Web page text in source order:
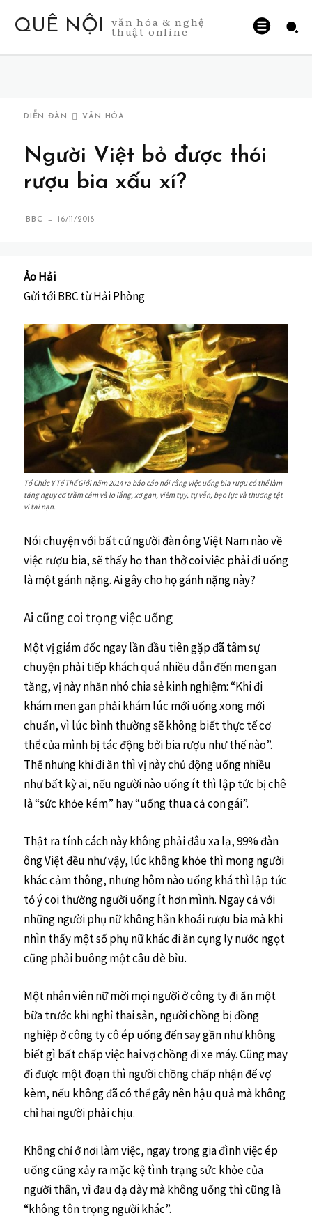
QUÊ NỘI văn hóa & nghệ
thuật online
DIỄN ĐÀN VĂN HÓA
Người Việt bỏ được thói
rượu bia xấu xí?
BBC - 16/11/2018
Ảo Hải
Gửi tới BBC từ Hải Phòng
Tổ Chức Y Tế Thế Giới năm 2014 ra báo cáo nói rằng việc uống bia rượu có thể làm
tăng nguy cơ trầm cảm và lo lắng, xơ gan, viêm tụy, tự vẫn, bạo lực và thương tật
vì tai nạn.
Nói chuyện với bất cứ người đàn ông Việt Nam nào về
việc rượu bia, sẽ thấy họ than thở coi việc phải đi uống
là một gánh nặng. Ai gây cho họ gánh nặng này?
Ai cũng coi trọng việc uống
Một vị giám đốc ngay lần đầu tiên gặp đã tâm sự
chuyện phải tiếp khách quá nhiều dẫn đến men gan
tăng, vị này nhăn nhó chia sẻ kinh nghiệm: “Khi đi
khám men gan phải khám lúc mới uống xong mới
chuẩn, vì lúc bình thường sẽ không biết thực tế cơ
thể của mình bị tác động bởi bia rượu như thế nào”.
Thế nhưng khi đi ăn thì vị này chủ động uống nhiều
như bất kỳ ai, nếu người nào uống ít thì lập tức bị chê
là “sức khỏe kém” hay “uống thua cả con gái”.
Thật ra tính cách này không phải đâu xa lạ, 99% đàn
ông Việt đều như vậy, lúc không khỏe thì mong người
khác cảm thông, nhưng hôm nào uống khá thì lập tức
tỏ ý coi thường người uống ít hơn mình. Ngay cả với
những người phụ nữ không hẳn khoái rượu bia mà khi
nhìn thấy một số phụ nữ khác đi ăn cụng ly nước ngọt
cũng phải buông một câu dè bỉu.
Một nhân viên nữ mời mọi người ở công ty đi ăn một
bữa trước khi nghỉ thai sản, người chồng bị đồng
nghiệp ở công ty cô ép uống đến say gần như không
biết gì bất chấp việc hai vợ chồng đi xe máy. Cũng may
đi được một đoạn thì người chồng chấp nhận để vợ
kèm, nếu không đã có thể gây nên hậu quả mà không
chỉ hai người phải chịu.
Không chỉ ở nơi làm việc, ngay trong gia đình việc ép
uống cũng xảy ra mặc kệ tình trạng sức khỏe của
người thân, vì đau dạ dày mà không uống thì cũng là
“không tôn trọng người khác”.